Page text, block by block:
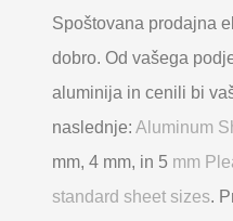
Spoštovana prodajna
dobro. Od vašega
aluminija in cenili bi
naslednje: Aluminum
mm, 4 mm, in 5 mm
standard sheet sizes.